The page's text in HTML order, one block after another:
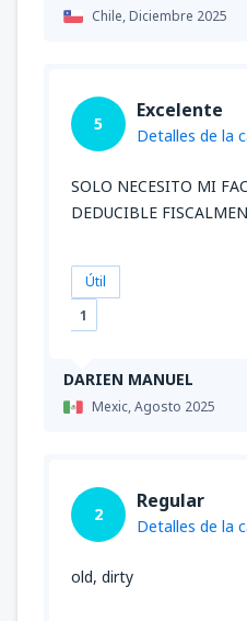
Chile,Diciembre 2025
DARIEN MANUEL
Mexic,Agosto 2025
5
Excelente
Detalles de la
SOLO NECESITO MI
DEDUCIBLE
Útil
1
2
Regular
Detalles de la
old, dirty